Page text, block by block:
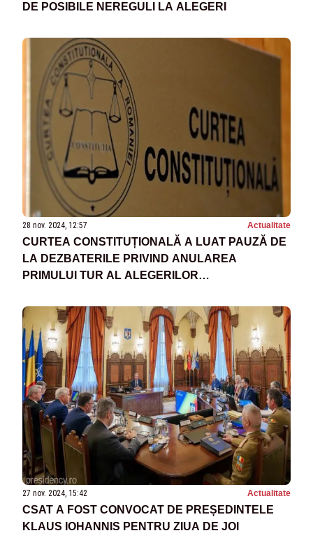
DE POSIBILE NEREGULI LA ALEGERI
28 nov. 2024, 12:57 Actualitate
CURTEA CONSTITUȚIONALĂ A LUAT PAUZĂ DE
LA DEZBATERILE PRIVIND ANULAREA
PRIMULUI TUR AL ALEGERILOR
27 nov. 2024, 15:42 Actualitate
CSAT A FOST CONVOCAT DE PREȘEDINTELE
KLAUS IOHANNIS PENTRU ZIUA DE JOI